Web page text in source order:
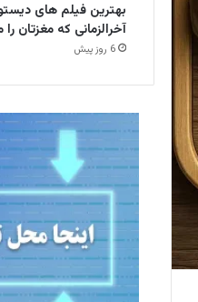
آخرالزمانی که مغزتان
6 روز پیش